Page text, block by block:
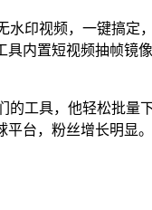
印视频，一键搞
内置短视频抽帧
工具，他轻松批
台，粉丝增长明